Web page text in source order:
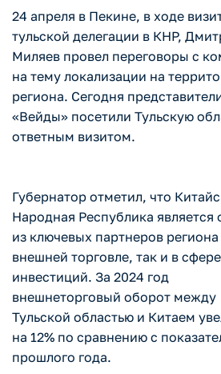
24 апреля в Пекине, в ходе
тульской делегации в КНР,
Миляев провел переговоры с
на тему локализации на
региона. Сегодня
«Вейды» посетили Тульскую
ответным визитом.
Губернатор отметил, что
Народная Республика является
из ключевых партнеров региона
внешней торговле, так и в сфере
инвестиций. За 2024 год
внешнеторговый оборот между
Тульской областью и Китаем
на 12% по сравнению с
прошлого года.